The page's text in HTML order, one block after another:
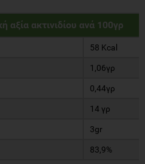
αξία ακτινιδίου ανά 100γρ
58 Kcal
1,06γρ
0,44γρ
14 γρ
3gr
83,9%